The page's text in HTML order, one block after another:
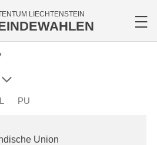
LIECHTENSTEIN
PU
Union